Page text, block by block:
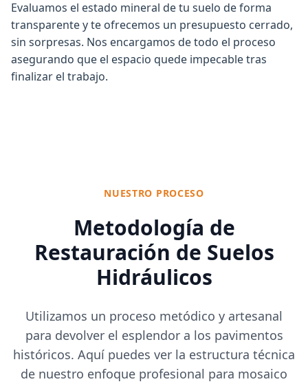
Evaluamos el estado mineral de tu suelo de forma
transparente y te ofrecemos un presupuesto cerrado,
sin sorpresas. Nos encargamos de todo el proceso
asegurando que el espacio quede impecable tras
finalizar el trabajo.
NUESTRO PROCESO
Metodología de
Restauración de Suelos
Hidráulicos
Utilizamos un proceso metódico y artesanal
para devolver el esplendor a los pavimentos
históricos. Aquí puedes ver la estructura técnica
de nuestro enfoque profesional para mosaico